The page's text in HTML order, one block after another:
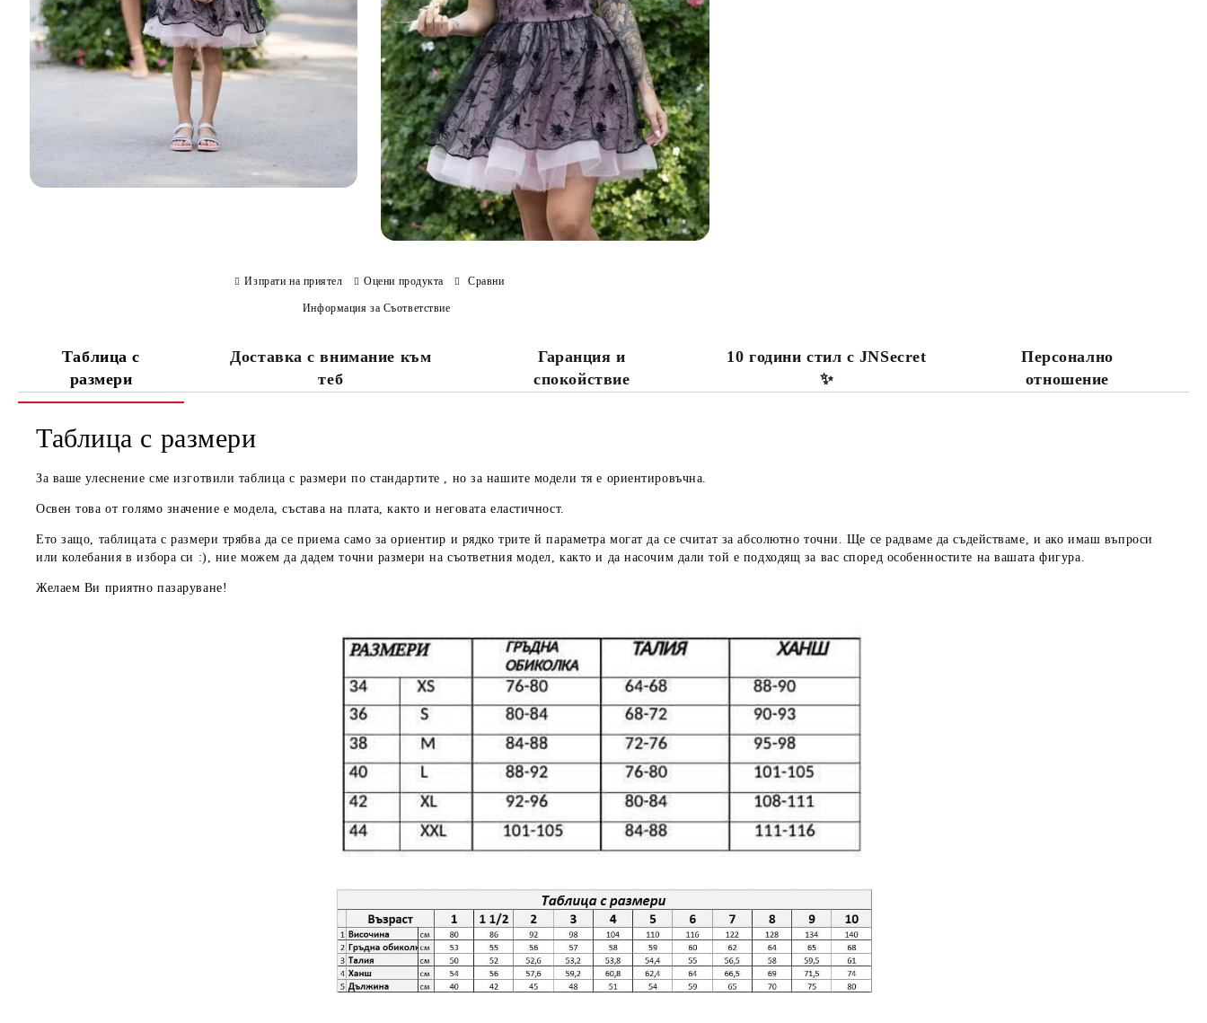
Изпрати на приятел Оцени продукта Сравни
Информация за Съответствие
Таблица с
размери
Доставка с внимание към
теб
Гаранция и
спокойствие
10 години стил с JNSecret
✨️
Персонално
отношение
Таблица с размери
За ваше улеснение сме изготвили таблица с размери по стандартите , но за нашите модели тя е ориентировъчна.
Освен това от голямо значение е модела, състава на плата, както и неговата еластичност.
Ето защо, таблицата с размери трябва да се приема само за ориентир и рядко трите й параметра могат да се считат за абсолютно точни. Ще се радваме да съдействаме, и ако имаш въпроси
или колебания в избора си :), ние можем да дадемточни размери на съответния модел, както и да насочим дали той е подходящ за вас според особенностите на вашата фигура.
Желаем Ви приятно пазаруване!